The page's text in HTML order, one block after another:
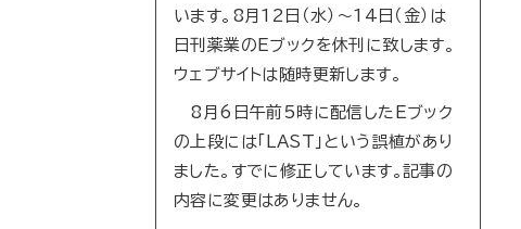
います。8月12日（水）～14日（金）は
日刊薬業のEブックを休刊に致します。
ウェブサイトは随時更新します。
8月6日午前5時に配信したEブック
の上段には「LAST」という誤植があり
ました。すでに修正しています。記事の
内容に変更はありません。